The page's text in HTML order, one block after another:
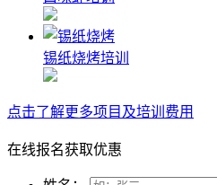
锡纸烧烤培训
点击了解更多项目及培训费用
在线报名获取优惠